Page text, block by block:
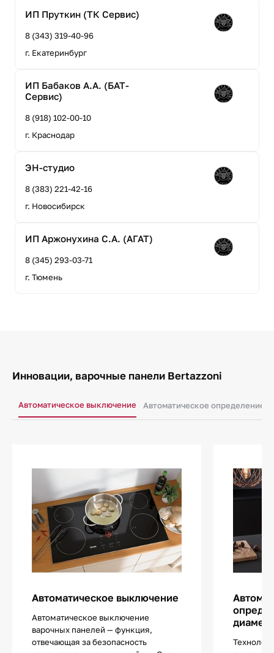
ИП Пруткин (ТК Сервис)
8 (343) 319-40-96
г. Екатеринбург
ИП Бабаков А.А. (БАТ-
Сервис)
8 (918) 102-00-10
г. Краснодар
ЭН-студио
8 (383) 221-42-16
г. Новосибирск
ИП Аржонухина С.А. (АГАТ)
8 (345) 293-03-71
г. Тюмень
Инновации, варочные панели Bertazzoni
Автоматическое выключение Автоматическое определение
Автоматическое выключение
Автоматическое выключение
варочных панелей — функция,
отвечающая за безопасность